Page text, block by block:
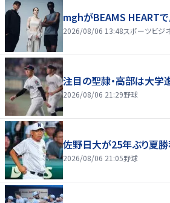
mghがBEAMS HEART
2026/08/06 13:48スポーツビジ
注目の聖隷・高部は大学
2026/08/06 21:29野球
佐野日大が25年ぶり夏
2026/08/06 21:05野球